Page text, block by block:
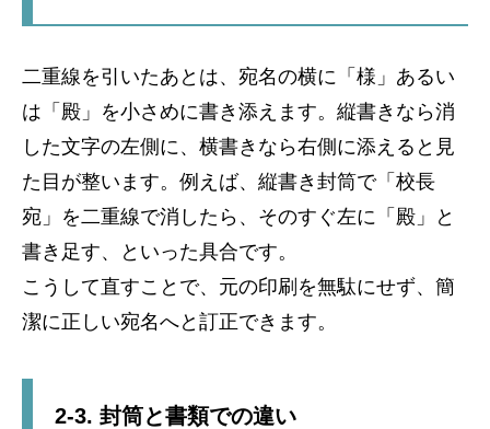
二重線を引いたあとは、宛名の横に「様」あるい
は「殿」を小さめに書き添えます。縦書きなら消
した文字の左側に、横書きなら右側に添えると見
た目が整います。例えば、縦書き封筒で「校長
宛」を二重線で消したら、そのすぐ左に「殿」と
書き足す、といった具合です。
こうして直すことで、元の印刷を無駄にせず、簡
潔に正しい宛名へと訂正できます。
2-3. 封筒と書類での違い